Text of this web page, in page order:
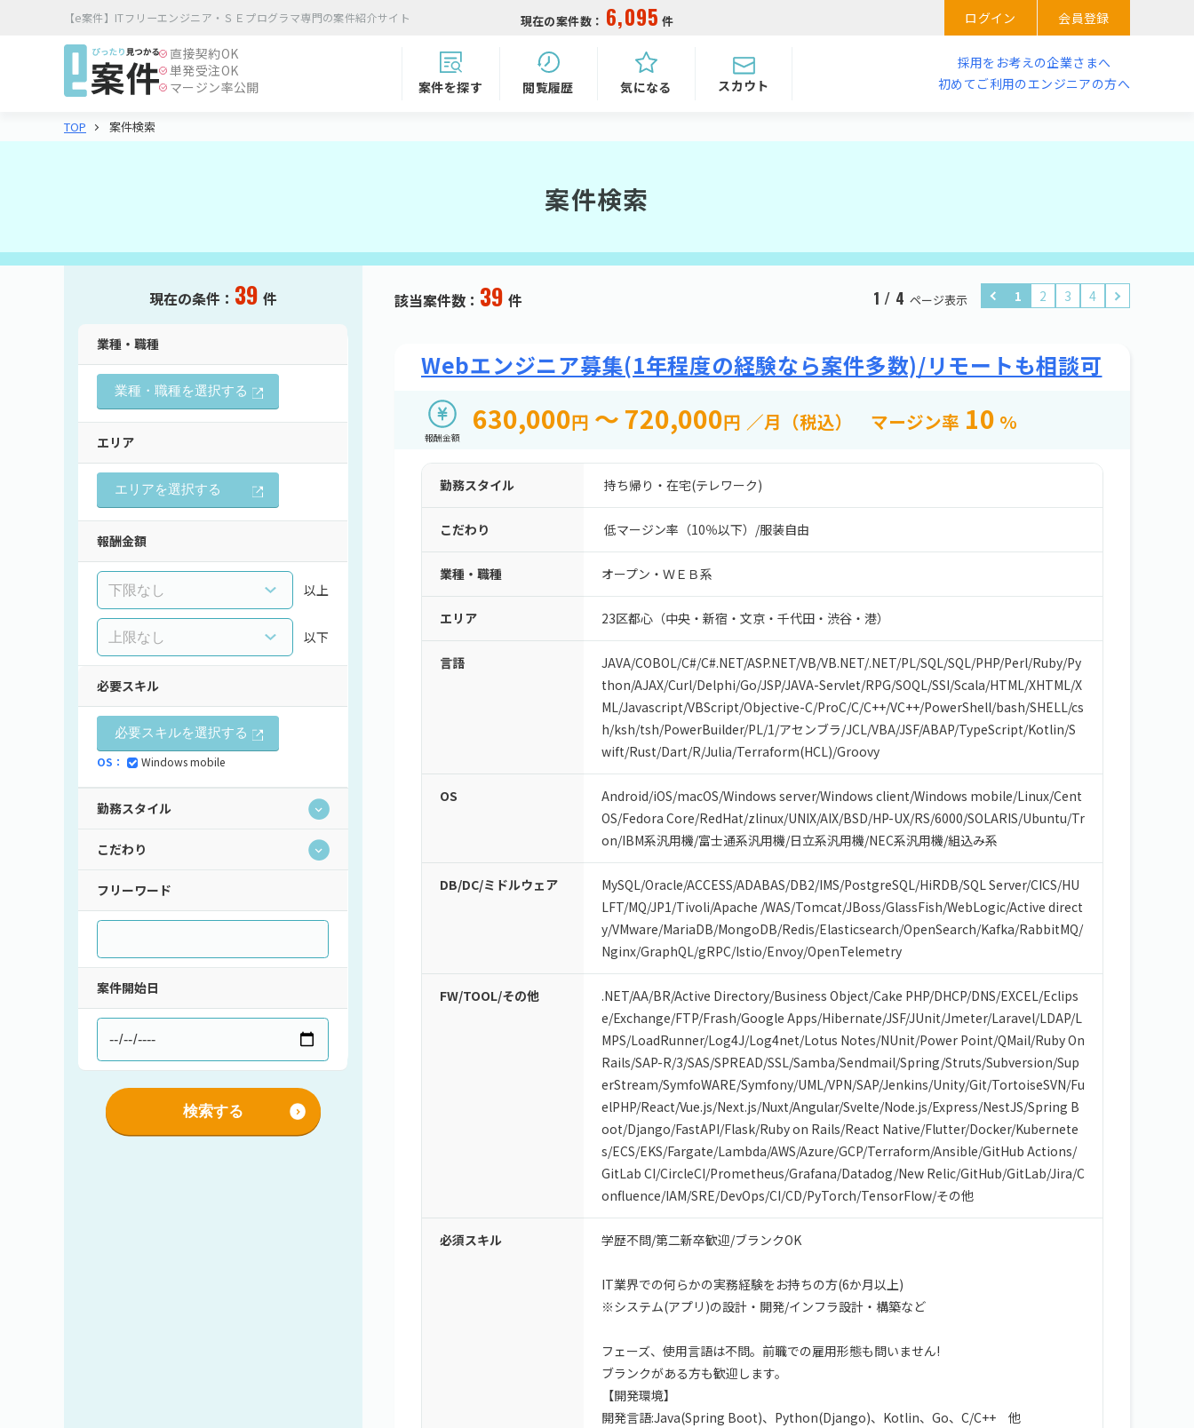
【e案件】ITフリーエンジニア・ＳＥプログラマ専門の案件紹介サイト 現在の案件数： 6,095 件 ログイン
会員登録
直接契約OK
単発受注OK
マージン率公開
案件を探す 閲覧履歴 気になる スカウト
採用をお考えの企業さまへ
初めてご利用のエンジニアの方へ
TOP 案件検索
案件検索
現在の条件： 39 件
業種・職種
業種・職種を選択する
エリア
エリアを選択する
報酬金額
以上
以下
必要スキル
必要スキルを選択する
OS：
Windows mobile
勤務スタイル
持ち帰り・在宅(テレワーク)
通勤
短期間（3ヶ月以内）
こだわり
直請け案件
ロースキルOK
高額手取り（80万以上）
支払サイト30日以内
服装自由
シニア歓迎
外国籍OK
語学力を活かす
社員登用あり
フリーワード
案件開始日
検索する
該当案件数： 39 件 1 / 4 ページ表示 1 2 3 4
Webエンジニア募集(1年程度の経験なら案件多数)/リモートも相談可
報酬金額
630,000円 ～ 720,000円 ／月（税込） マージン率 10 %
勤務スタイル 持ち帰り・在宅(テレワーク)
こだわり 低マージン率（10％以下） /服装自由
業種・職種 オープン・ＷＥＢ系
エリア 23区都心（中央・新宿・文京・千代田・渋谷・港）
言語 JAVA/COBOL/C#/C#.NET/ASP.NET/VB/VB.NET/.NET/PL/SQL/SQL/PHP/Perl/Ruby/Py
thon/AJAX/Curl/Delphi/Go/JSP/JAVA-Servlet/RPG/SOQL/SSI/Scala/HTML/XHTML/X
ML/Javascript/VBScript/Objective-C/ProC/C/C++/VC++/PowerShell/bash/SHELL/cs
h/ksh/tsh/PowerBuilder/PL/1/アセンブラ/JCL/VBA/JSF/ABAP/TypeScript/Kotlin/S
wift/Rust/Dart/R/Julia/Terraform(HCL)/Groovy
OS Android/iOS/macOS/Windows server/Windows client/Windows mobile/Linux/Cent
OS/Fedora Core/RedHat/zlinux/UNIX/AIX/BSD/HP-UX/RS/6000/SOLARIS/Ubuntu/Tr
on/IBM系汎用機/富士通系汎用機/日立系汎用機/NEC系汎用機/組込み系
DB/DC/ミドルウェア MySQL/Oracle/ACCESS/ADABAS/DB2/IMS/PostgreSQL/HiRDB/SQL Server/CICS/HU
LFT/MQ/JP1/Tivoli/Apache /WAS/Tomcat/JBoss/GlassFish/WebLogic/Active direct
y/VMware/MariaDB/MongoDB/Redis/Elasticsearch/OpenSearch/Kafka/RabbitMQ/
Nginx/GraphQL/gRPC/Istio/Envoy/OpenTelemetry
FW/TOOL/その他 .NET/AA/BR/Active Directory/Business Object/Cake PHP/DHCP/DNS/EXCEL/Eclips
e/Exchange/FTP/Frash/Google Apps/Hibernate/JSF/JUnit/Jmeter/Laravel/LDAP/L
MPS/LoadRunner/Log4J/Log4net/Lotus Notes/NUnit/Power Point/QMail/Ruby On
Rails/SAP-R/3/SAS/SPREAD/SSL/Samba/Sendmail/Spring/Struts/Subversion/Sup
erStream/SymfoWARE/Symfony/UML/VPN/SAP/Jenkins/Unity/Git/TortoiseSVN/Fu
elPHP/React/Vue.js/Next.js/Nuxt/Angular/Svelte/Node.js/Express/NestJS/Spring B
oot/Django/FastAPI/Flask/Ruby on Rails/React Native/Flutter/Docker/Kubernete
s/ECS/EKS/Fargate/Lambda/AWS/Azure/GCP/Terraform/Ansible/GitHub Actions/
GitLab CI/CircleCI/Prometheus/Grafana/Datadog/New Relic/GitHub/GitLab/Jira/C
onfluence/IAM/SRE/DevOps/CI/CD/PyTorch/TensorFlow/その他
必須スキル 学歴不問/第二新卒歓迎/ブランクOK
IT業界での何らかの実務経験をお持ちの方(6か月以上)
※システム(アプリ)の設計・開発/インフラ設計・構築など
フェーズ、使用言語は不問。前職での雇用形態も問いません!
ブランクがある方も歓迎します。
【開発環境】
開発言語:Java(Spring Boot)、Python(Django)、Kotlin、Go、C/C++ 他